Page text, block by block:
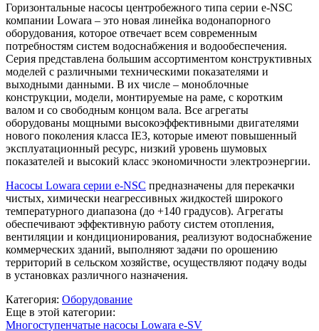
Горизонтальные насосы центробежного типа серии e-NSC
компании Lowara – это новая линейка водонапорного
оборудования, которое отвечает всем современным
потребностям систем водоснабжения и водообеспечения.
Серия представлена большим ассортиментом конструктивных
моделей с различными техническими показателями и
выходными данными. В их числе – моноблочные
конструкции, модели, монтируемые на раме, с коротким
валом и со свободным концом вала. Все агрегаты
оборудованы мощными высокоэффективными двигателями
нового поколения класса IE3, которые имеют повышенный
эксплуатационный ресурс, низкий уровень шумовых
показателей и высокий класс экономичности электроэнергии.
Насосы Lowara серии e-NSC предназначены для перекачки
чистых, химически неагрессивных жидкостей широкого
температурного диапазона (до +140 градусов). Агрегаты
обеспечивают эффективную работу систем отопления,
вентиляции и кондиционирования, реализуют водоснабжение
коммерческих зданий, выполняют задачи по орошению
территорий в сельском хозяйстве, осуществляют подачу воды
в установках различного назначения.
Категория: Оборудование
Еще в этой категории:
Многоступенчатые насосы Lowara e-SV